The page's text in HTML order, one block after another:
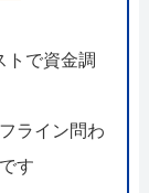
トで資金調
ライン問わ
す